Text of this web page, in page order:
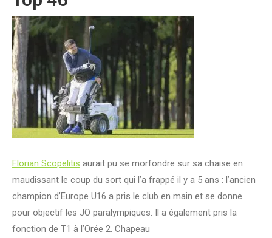
Florian Scopelitis aurait pu se morfondre sur sa chaise en
maudissant le coup du sort qui l’a frappé il y a 5 ans : l’ancien
champion d’Europe U16 a pris le club en main et se donne
pour objectif les JO paralympiques. Il a également pris la
fonction de T1 à l’Orée 2. Chapeau